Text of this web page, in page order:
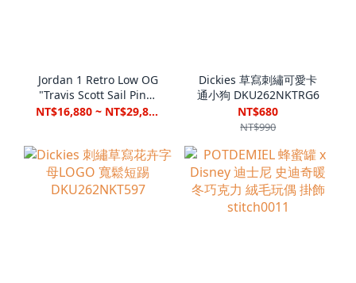
Jordan 1 Retro Low OG
"Travis Scott Sail Pink"
桃粉倒鉤 IQ7604-101NT$16,880 ~ NT$29,880
Dickies 草寫刺繡可愛卡
通小狗 DKU262NKTRG6
NT$680
NT$990